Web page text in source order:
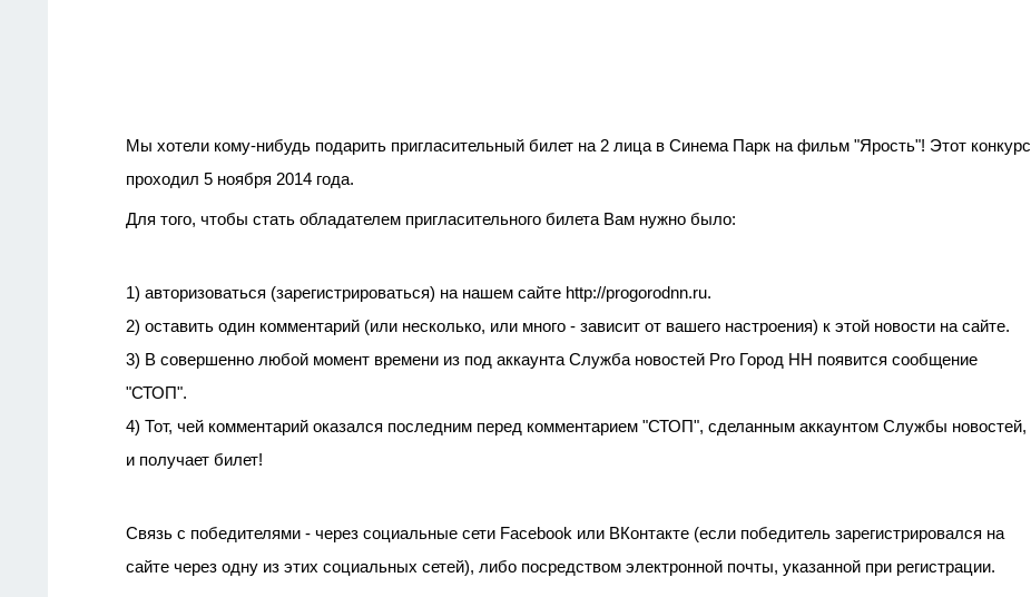
Мы хотели кому-нибудь подарить пригласительный билет на 2 лица в Синема Парк на фильм "Ярость"! Этот конкурс
проходил 5 ноября 2014 года.
Для того, чтобы стать обладателем пригласительного билета Вам нужно было:
1) авторизоваться (зарегистрироваться) на нашем сайте http://progorodnn.ru.
2) оставить один комментарий (или несколько, или много - зависит от вашего настроения) к этой новости на сайте.
3) В совершенно любой момент времени из под аккаунта Служба новостей Pro Город НН появится сообщение
"СТОП".
4) Тот, чей комментарий оказался последним перед комментарием "СТОП", сделанным аккаунтом Службы новостей,
и получает билет!
Связь с победителями - через социальные сети Facebook или ВКонтакте (если победитель зарегистрировался на
сайте через одну из этих социальных сетей), либо посредством электронной почты, указанной при регистрации.